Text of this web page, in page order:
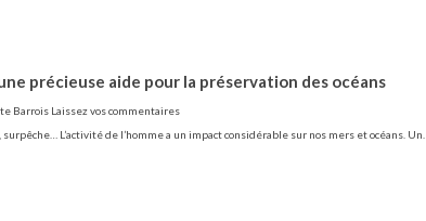
précieuse aide pour la préservation des océans
Barrois Laissez vos commentaires
L’activité de l’homme a un impact considérable sur nos mers et océans. Un…